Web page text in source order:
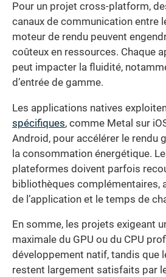
Pour un projet cross-platform,
canaux de communication entre
moteur de rendu peuvent
coûteux en ressources. Chaque
peut impacter la fluidité,
d’entrée de gamme.
Les applications natives
spécifiques, comme Metal sur
Android, pour accélérer le rendu
la consommation énergétique.
plateformes doivent parfois
bibliothèques complémentaires,
de l’application et le temps de
En somme, les projets exigeant
maximale du GPU ou du CPU
développement natif, tandis que
restent largement satisfaits par